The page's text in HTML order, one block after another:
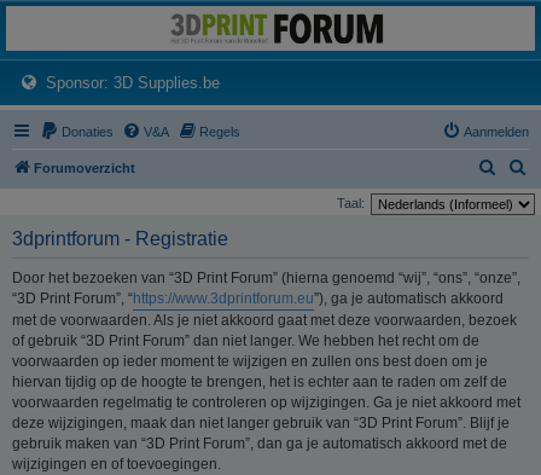
Het 3D print forum van de Benelux na de sluiting van 3dprintforum.nl
Sponsor: 3D Supplies.be(Opens a new tab)
Donaties V&A Regels Aanmelden
Forumoverzicht
o
o
Taal:
3dprintforum - Registratie
Door het bezoeken van “3D Print Forum” (hierna genoemd “wij”, “ons”, “onze”,
“3D Print Forum”, “https://www.3dprintforum.eu”), ga je automatisch akkoord
met de voorwaarden. Als je niet akkoord gaat met deze voorwaarden, bezoek
of gebruik “3D Print Forum” dan niet langer. We hebben het recht om de
voorwaarden op ieder moment te wijzigen en zullen ons best doen om je
hiervan tijdig op de hoogte te brengen, het is echter aan te raden om zelf de
voorwaarden regelmatig te controleren op wijzigingen. Ga je niet akkoord met
deze wijzigingen, maak dan niet langer gebruik van “3D Print Forum”. Blijf je
gebruik maken van “3D Print Forum”, dan ga je automatisch akkoord met de
wijzigingen en of toevoegingen.